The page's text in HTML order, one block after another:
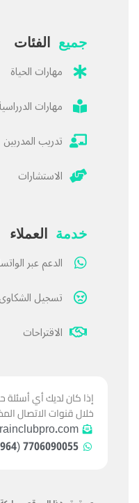
جميع الفئات
مهارات الحياة
مهارات
تدريب المدربين
الاستشارات
خدمة العملاء
الدعم عبر
تسجيل الشكاوى
الاقتراحات
إذا كان لديك أي أسئلة
خلال قنوات الاتصال
7706090055 (964+)